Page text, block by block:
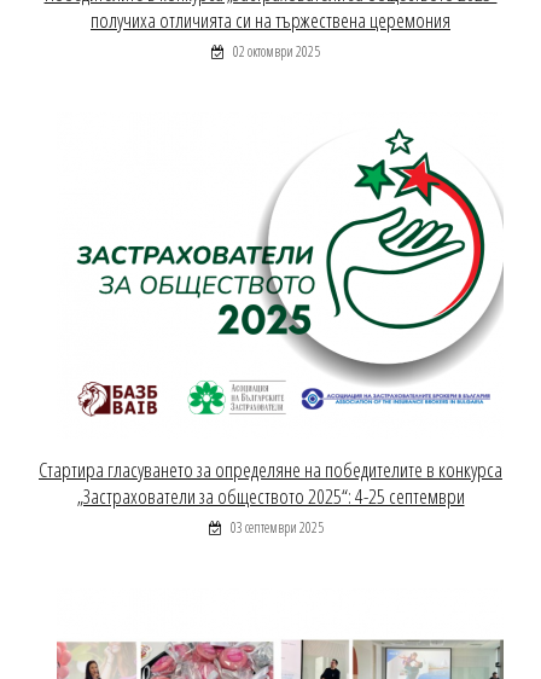
получиха отличията си на тържествена церемония
02 октомври 2025
Стартира гласуването за определяне на победителите в конкурса
„Застрахователи за обществото 2025“: 4-25 септември
03 септември 2025